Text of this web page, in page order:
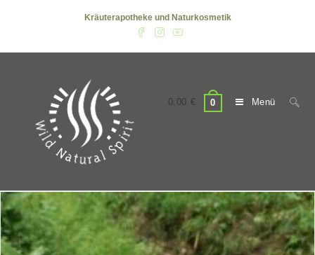
Kräuterapotheke und Naturkosmetik
0,00 € 0 Menü